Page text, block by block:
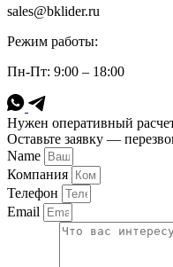
sales@bklider.ru
Режим работы:
Пн-Пт: 9:00 – 18:00
Нужен оперативный
Оставьте заявку —
Name
Компания
Телефон
Email